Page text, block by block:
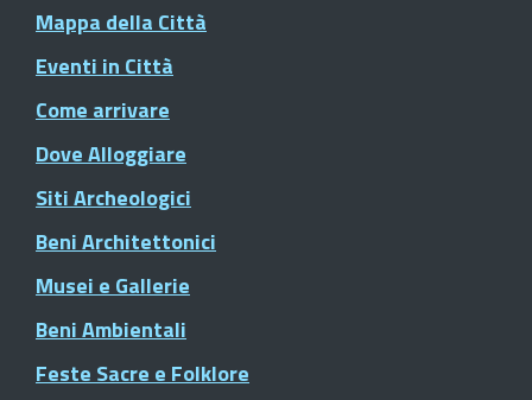
Mappa della Città
Eventi in Città
Come arrivare
Dove Alloggiare
Siti Archeologici
Beni Architettonici
Musei e Gallerie
Beni Ambientali
Feste Sacre e Folklore